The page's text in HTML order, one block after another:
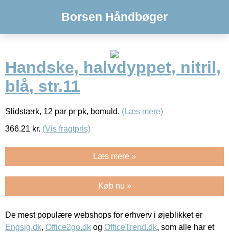
Borsen Håndbøger
Handske, halvdyppet, nitril,
blå, str.11
Slidstærk, 12 par pr pk, bomuld. (Læs mere)
366.21 kr. (Vis fragtpris)
Læs mere »
Køb nu »
De mest populære webshops for erhverv i øjeblikket er
Engsig.dk, Office2go.dk og OfficeTrend.dk, som alle har et